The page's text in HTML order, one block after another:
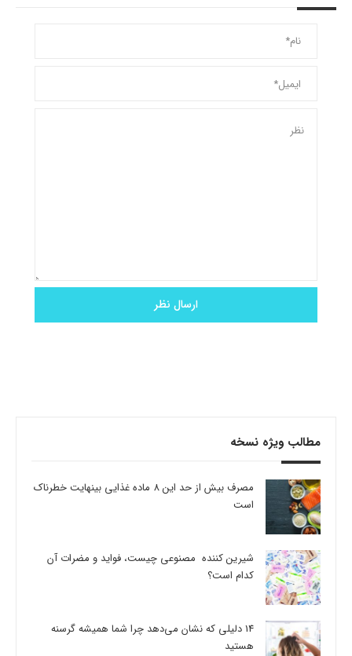
مطالب ویژه نسخه
مصرف بیش از حد این 8 ماده غذایی بینهایت خطرناک
است
شیرین کننده مصنوعی چیست، فواید و مضرات آن
کدام است؟
14 دلیلی که نشان می‌دهد چرا شما همیشه گرسنه
هستید